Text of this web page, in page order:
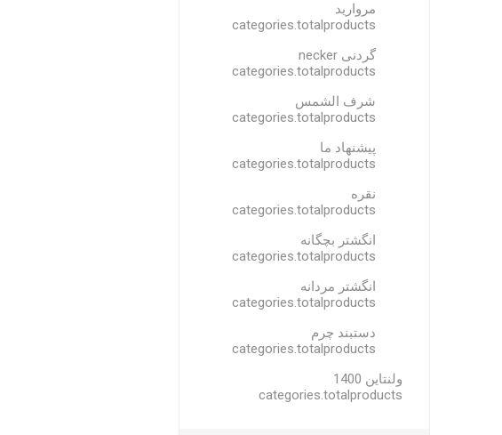
مروارید
categories.totalproducts
گردنی necker
categories.totalproducts
شرف الشمس
categories.totalproducts
پیشنهاد ما
categories.totalproducts
نقره
categories.totalproducts
انگشتر بچگانه
categories.totalproducts
انگشتر مردانه
categories.totalproducts
دستبند چرم
categories.totalproducts
ولنتاین 1400
categories.totalproducts